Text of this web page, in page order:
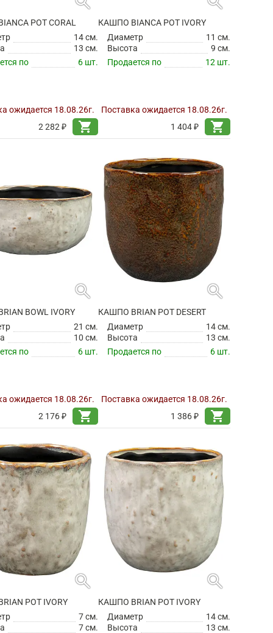
POT CORAL
14 см.
13 см.
по
6 шт.
ожидается 18.08.26г.
2 282 ₽
shopping_cart
КАШПО BIANCA POT IVORY
Диаметр
11 см.
Высота
9 см.
Продается по
12 шт.
Поставка ожидается 18.08.26г.
1 404 ₽
shopping_cart
search
BOWL IVORY
21 см.
10 см.
по
6 шт.
ожидается 18.08.26г.
2 176 ₽
shopping_cart
search
КАШПО BRIAN POT DESERT
Диаметр
14 см.
Высота
13 см.
Продается по
6 шт.
Поставка ожидается 18.08.26г.
1 386 ₽
shopping_cart
search
POT IVORY
7 см.
7 см.
search
КАШПО BRIAN POT IVORY
Диаметр
14 см.
Высота
13 см.